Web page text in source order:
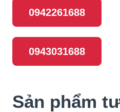
0942261688
0943031688
Sản phẩm